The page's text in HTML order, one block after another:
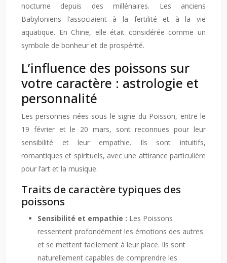
nocturne depuis des millénaires. Les anciens
Babyloniens l’associaient à la fertilité et à la vie
aquatique. En Chine, elle était considérée comme un
symbole de bonheur et de prospérité.
L’influence des poissons sur
votre caractère : astrologie et
personnalité
Les personnes nées sous le signe du Poisson, entre le
19 février et le 20 mars, sont reconnues pour leur
sensibilité et leur empathie. Ils sont intuitifs,
romantiques et spirituels, avec une attirance particulière
pour l’art et la musique.
Traits de caractère typiques des
poissons
Sensibilité et empathie : Les Poissons
ressentent profondément les émotions des autres
et se mettent facilement à leur place. Ils sont
naturellement capables de comprendre les